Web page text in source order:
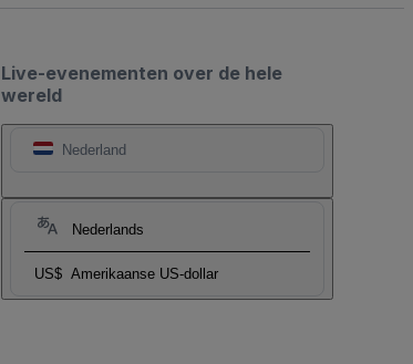
Live-evenementen over de hele
wereld
Nederland
Nederlands
US$ Amerikaanse US-dollar